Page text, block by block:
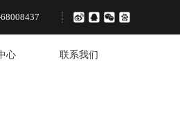
心 联系我们